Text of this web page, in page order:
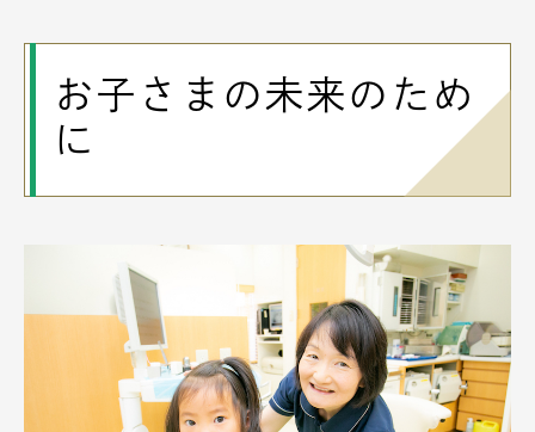
お子さまの未来のため
に